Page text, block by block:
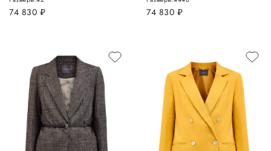
74 830 руб. 74 830 руб.